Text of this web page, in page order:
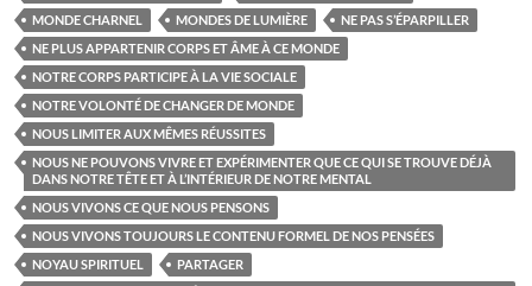
MONDE CHARNEL
MONDES DE LUMIÈRE
NE PAS S’ÉPARPILLER
NE PLUS APPARTENIR CORPS ET ÂME À CE MONDE
NOTRE CORPS PARTICIPE À LA VIE SOCIALE
NOTRE VOLONTÉ DE CHANGER DE MONDE
NOUS LIMITER AUX MÊMES RÉUSSITES
NOUS NE POUVONS VIVRE ET EXPÉRIMENTER QUE CE QUI SE TROUVE DÉJÀ
DANS NOTRE TÊTE ET À L’INTÉRIEUR DE NOTRE MENTAL
NOUS VIVONS CE QUE NOUS PENSONS
NOUS VIVONS TOUJOURS LE CONTENU FORMEL DE NOS PENSÉES
NOYAU SPIRITUEL
PARTAGER